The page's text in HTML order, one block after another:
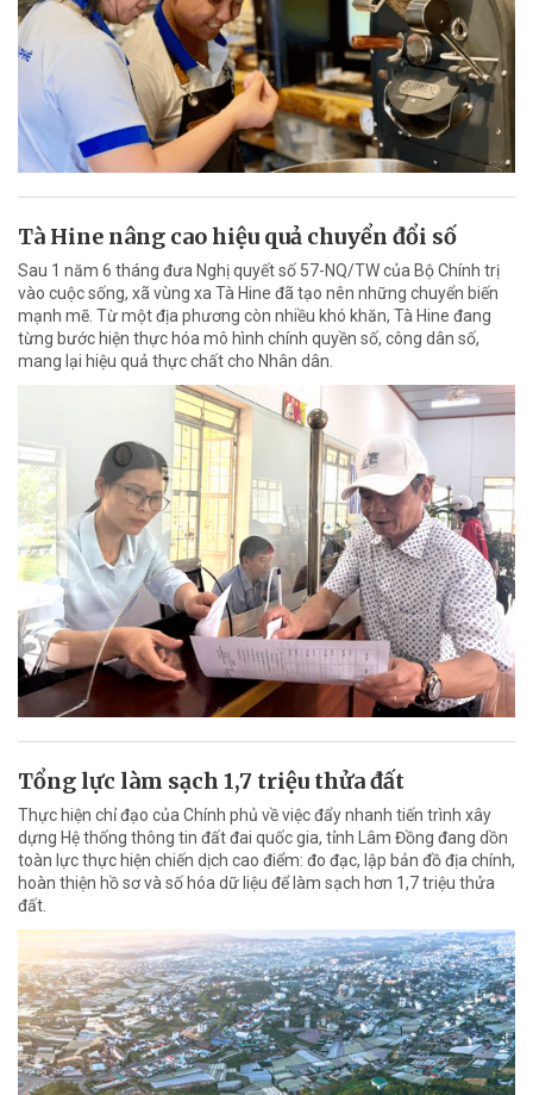
Tà Hine nâng cao hiệu quả chuyển đổi số
Sau 1 năm 6 tháng đưa Nghị quyết số 57-NQ/TW của Bộ Chính trị
vào cuộc sống, xã vùng xa Tà Hine đã tạo nên những chuyển biến
mạnh mẽ. Từ một địa phương còn nhiều khó khăn, Tà Hine đang
từng bước hiện thực hóa mô hình chính quyền số, công dân số,
mang lại hiệu quả thực chất cho Nhân dân.
Tổng lực làm sạch 1,7 triệu thửa đất
Thực hiện chỉ đạo của Chính phủ về việc đẩy nhanh tiến trình xây
dựng Hệ thống thông tin đất đai quốc gia, tỉnh Lâm Đồng đang dồn
toàn lực thực hiện chiến dịch cao điểm: đo đạc, lập bản đồ địa chính,
hoàn thiện hồ sơ và số hóa dữ liệu để làm sạch hơn 1,7 triệu thửa
đất.